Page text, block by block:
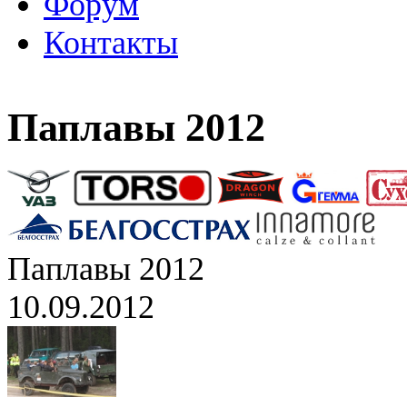
Контакты
Паплавы 2012
Паплавы 2012
10.09.2012